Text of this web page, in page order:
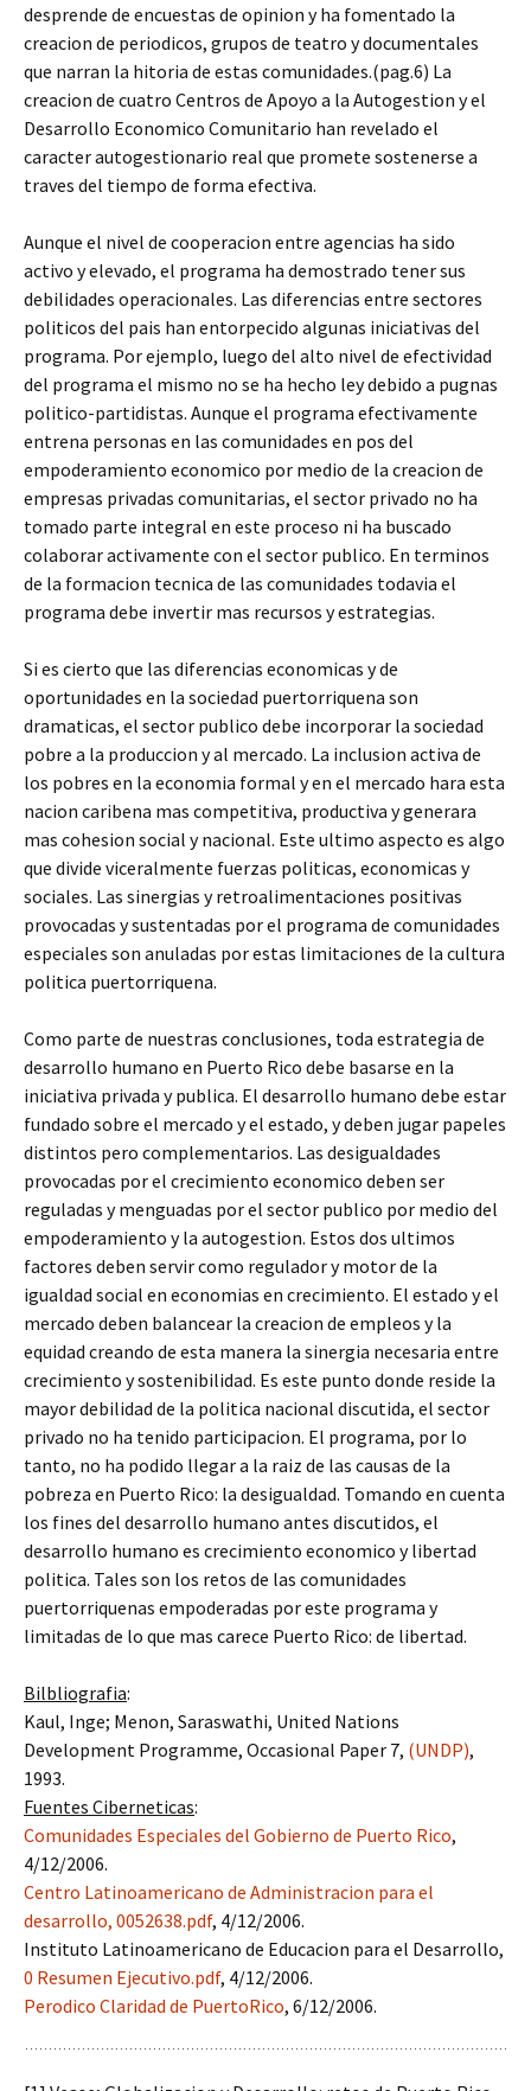
desprende de encuestas de opinion y ha fomentado la
creacion de periodicos, grupos de teatro y documentales
que narran la hitoria de estas comunidades.(pag.6) La
creacion de cuatro Centros de Apoyo a la Autogestion y el
Desarrollo Economico Comunitario han revelado el
caracter autogestionario real que promete sostenerse a
traves del tiempo de forma efectiva.
Aunque el nivel de cooperacion entre agencias ha sido
activo y elevado, el programa ha demostrado tener sus
debilidades operacionales. Las diferencias entre sectores
politicos del pais han entorpecido algunas iniciativas del
programa. Por ejemplo, luego del alto nivel de efectividad
del programa el mismo no se ha hecho ley debido a pugnas
politico-partidistas. Aunque el programa efectivamente
entrena personas en las comunidades en pos del
empoderamiento economico por medio de la creacion de
empresas privadas comunitarias, el sector privado no ha
tomado parte integral en este proceso ni ha buscado
colaborar activamente con el sector publico. En terminos
de la formacion tecnica de las comunidades todavia el
programa debe invertir mas recursos y estrategias.
Si es cierto que las diferencias economicas y de
oportunidades en la sociedad puertorriquena son
dramaticas, el sector publico debe incorporar la sociedad
pobre a la produccion y al mercado. La inclusion activa de
los pobres en la economia formal y en el mercado hara esta
nacion caribena mas competitiva, productiva y generara
mas cohesion social y nacional. Este ultimo aspecto es algo
que divide viceralmente fuerzas politicas, economicas y
sociales. Las sinergias y retroalimentaciones positivas
provocadas y sustentadas por el programa de comunidades
especiales son anuladas por estas limitaciones de la cultura
politica puertorriquena.
Como parte de nuestras conclusiones, toda estrategia de
desarrollo humano en Puerto Rico debe basarse en la
iniciativa privada y publica. El desarrollo humano debe estar
fundado sobre el mercado y el estado, y deben jugar papeles
distintos pero complementarios. Las desigualdades
provocadas por el crecimiento economico deben ser
reguladas y menguadas por el sector publico por medio del
empoderamiento y la autogestion. Estos dos ultimos
factores deben servir como regulador y motor de la
igualdad social en economias en crecimiento. El estado y el
mercado deben balancear la creacion de empleos y la
equidad creando de esta manera la sinergia necesaria entre
crecimiento y sostenibilidad. Es este punto donde reside la
mayor debilidad de la politica nacional discutida, el sector
privado no ha tenido participacion. El programa, por lo
tanto, no ha podido llegar a la raiz de las causas de la
pobreza en Puerto Rico: la desigualdad. Tomando en cuenta
los fines del desarrollo humano antes discutidos, el
desarrollo humano es crecimiento economico y libertad
politica. Tales son los retos de las comunidades
puertorriquenas empoderadas por este programa y
limitadas de lo que mas carece Puerto Rico: de libertad.
Bilbliografia:
Kaul, Inge; Menon, Saraswathi, United Nations
Development Programme, Occasional Paper 7, (UNDP),
1993.
Fuentes Ciberneticas:
Comunidades Especiales del Gobierno de Puerto Rico,
4/12/2006.
Centro Latinoamericano de Administracion para el
desarrollo, 0052638.pdf, 4/12/2006.
Instituto Latinoamericano de Educacion para el Desarrollo,
0 Resumen Ejecutivo.pdf, 4/12/2006.
Perodico Claridad de PuertoRico, 6/12/2006.